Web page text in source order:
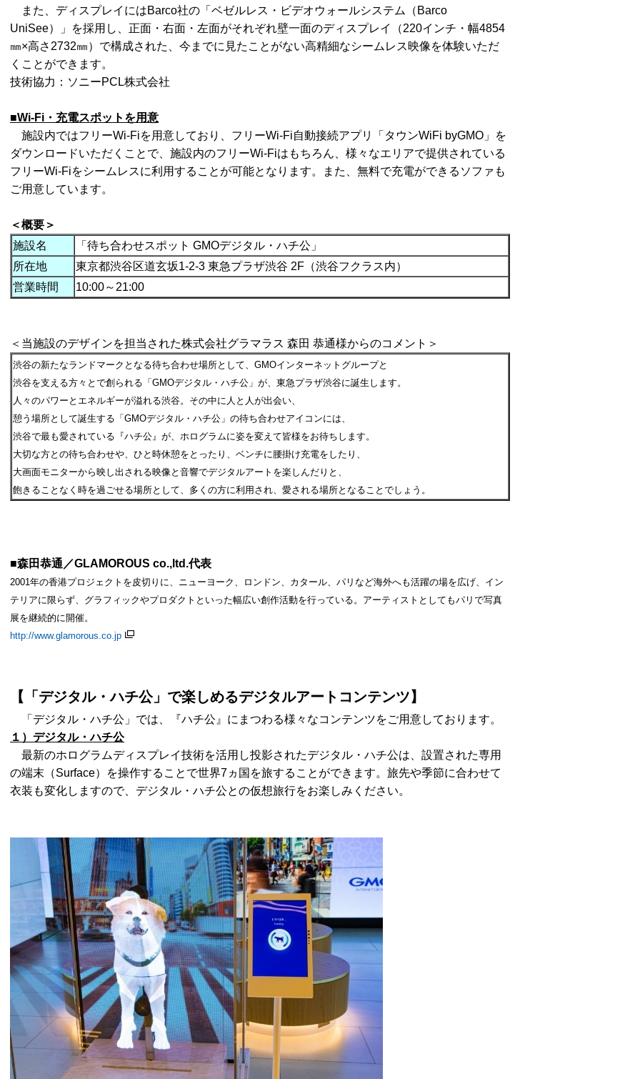
また、ディスプレイにはBarco社の「ベゼルレス・ビデオウォールシステム（Barco
UniSee）」を採用し、正面・右面・左面がそれぞれ壁一面のディスプレイ（220インチ・幅4854
㎜×高さ2732㎜）で構成された、今までに見たことがない高精細なシームレス映像を体験いただ
くことができます。
技術協力：ソニーPCL株式会社
■Wi-Fi・充電スポットを用意
施設内ではフリーWi-Fiを用意しており、フリーWi-Fi自動接続アプリ「タウンWiFi byGMO」を
ダウンロードいただくことで、施設内のフリーWi-Fiはもちろん、様々なエリアで提供されている
フリーWi-Fiをシームレスに利用することが可能となります。また、無料で充電ができるソファも
ご用意しています。
＜概要＞
施設名
「待ち合わせスポット GMOデジタル・ハチ公」
所在地
東京都渋谷区道玄坂1-2-3 東急プラザ渋谷 2F（渋谷フクラス内）
営業時間
10:00～21:00
＜当施設のデザインを担当された株式会社グラマラス 森田 恭通様からのコメント＞
渋谷の新たなランドマークとなる待ち合わせ場所として、GMOインターネットグループと
渋谷を支える方々とで創られる「GMOデジタル・ハチ公」が、東急プラザ渋谷に誕生します。
人々のパワーとエネルギーが溢れる渋谷。その中に人と人が出会い、
憩う場所として誕生する「GMOデジタル・ハチ公」の待ち合わせアイコンには、
渋谷で最も愛されている『ハチ公』が、ホログラムに姿を変えて皆様をお待ちします。
大切な方との待ち合わせや、ひと時休憩をとったり、ベンチに腰掛け充電をしたり、
大画面モニターから映し出される映像と音響でデジタルアートを楽しんだりと、
飽きることなく時を過ごせる場所として、多くの方に利用され、愛される場所となることでしょう。
■森田恭通／GLAMOROUS co.,ltd.代表
2001年の香港プロジェクトを皮切りに、ニューヨーク、ロンドン、カタール、パリなど海外へも活躍の場を広げ、イン
テリアに限らず、グラフィックやプロダクトといった幅広い創作活動を行っている。アーティストとしてもパリで写真
展を継続的に開催。
http://www.glamorous.co.jp
【「デジタル・ハチ公」で楽しめるデジタルアートコンテンツ】
「デジタル・ハチ公」では、『ハチ公』にまつわる様々なコンテンツをご用意しております。
１）デジタル・ハチ公
最新のホログラムディスプレイ技術を活用し投影されたデジタル・ハチ公は、設置された専用
の端末（Surface）を操作することで世界7ヵ国を旅することができます。旅先や季節に合わせて
衣装も変化しますので、デジタル・ハチ公との仮想旅行をお楽しみください。